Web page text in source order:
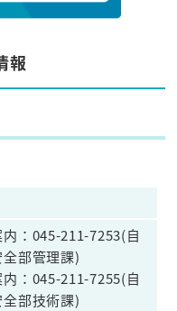
報
：045-211-7253(自
部管理課)
：045-211-7255(自
部技術課)